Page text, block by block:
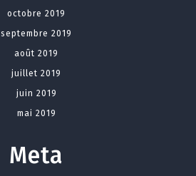
octobre 2019
septembre 2019
août 2019
juillet 2019
juin 2019
mai 2019
Meta